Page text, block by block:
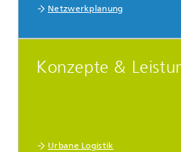
Netzwerkplanung
Konzepte &
Urbane Logistik